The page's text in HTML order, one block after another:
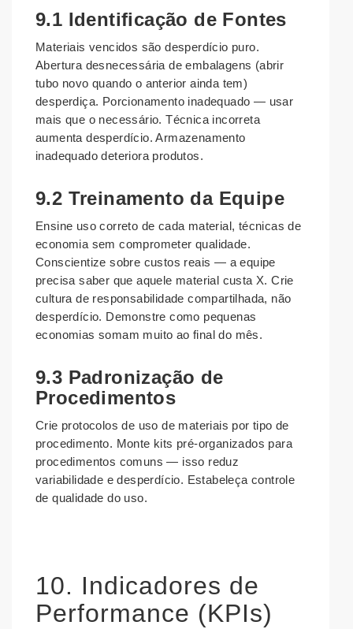
9.1 Identificação de Fontes
Materiais vencidos são desperdício puro.
Abertura desnecessária de embalagens (abrir
tubo novo quando o anterior ainda tem)
desperdiça. Porcionamento inadequado — usar
mais que o necessário. Técnica incorreta
aumenta desperdício. Armazenamento
inadequado deteriora produtos.
9.2 Treinamento da Equipe
Ensine uso correto de cada material, técnicas de
economia sem comprometer qualidade.
Conscientize sobre custos reais — a equipe
precisa saber que aquele material custa X. Crie
cultura de responsabilidade compartilhada, não
desperdício. Demonstre como pequenas
economias somam muito ao final do mês.
9.3 Padronização de
Procedimentos
Crie protocolos de uso de materiais por tipo de
procedimento. Monte kits pré-organizados para
procedimentos comuns — isso reduz
variabilidade e desperdício. Estabeleça controle
de qualidade do uso.
10. Indicadores de
Performance (KPIs)